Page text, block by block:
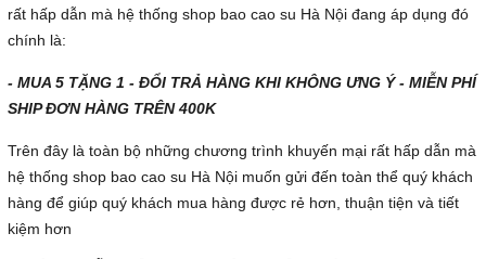
rất hấp dẫn mà hệ thống shop bao cao su Hà Nội đang áp dụng đó
chính là:
- MUA 5 TẶNG 1 - ĐỔI TRẢ HÀNG KHI KHÔNG ƯNG Ý - MIỄN PHÍ
SHIP ĐƠN HÀNG TRÊN 400K
Trên đây là toàn bộ những chương trình khuyến mại rất hấp dẫn mà
hệ thống shop bao cao su Hà Nội muốn gửi đến toàn thể quý khách
hàng để giúp quý khách mua hàng được rẻ hơn, thuận tiện và tiết
kiệm hơn